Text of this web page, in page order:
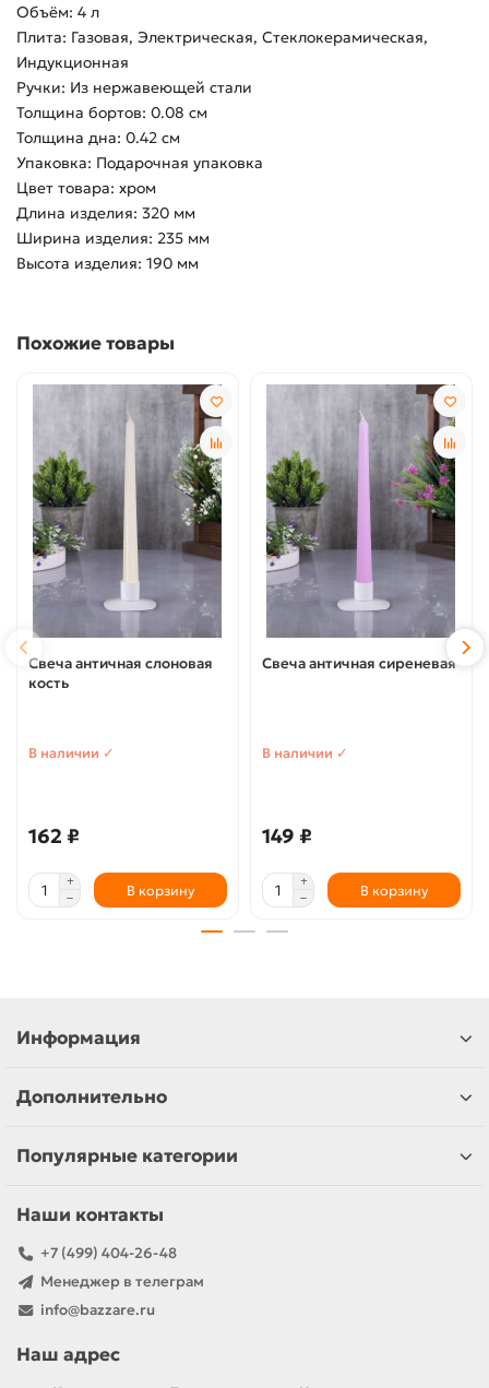
Объём: 4 л
Плита: Газовая, Электрическая, Стеклокерамическая,
Индукционная
Ручки: Из нержавеющей стали
Толщина бортов: 0.08 см
Толщина дна: 0.42 см
Упаковка: Подарочная упаковка
Цвет товара: хром
Длина изделия: 320 мм
Ширина изделия: 235 мм
Высота изделия: 190 мм
Похожие товары
Свеча античная слоновая
кость
В наличии ✓
162 ₽
В корзину
Свеча античная сиреневая
В наличии ✓
149 ₽
В корзину
Информация
Дополнительно
Популярные категории
Наши контакты
+7 (499) 404-26-48
Менеджер в телеграм
info@bazzare.ru
Наш адрес